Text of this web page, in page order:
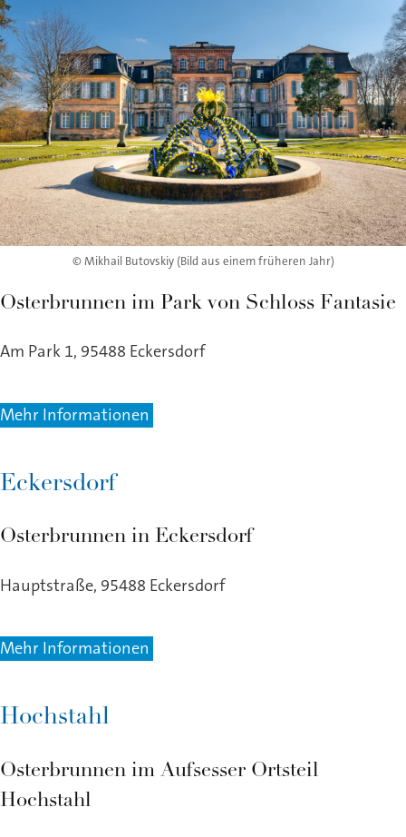
© Mikhail Butovskiy (Bild aus einem früheren Jahr)
Osterbrunnen im Park von Schloss Fantasie
Am Park 1, 95488 Eckersdorf
Mehr Informationen
Eckersdorf
Osterbrunnen in Eckersdorf
Hauptstraße, 95488 Eckersdorf
Mehr Informationen
Hochstahl
Osterbrunnen im Aufsesser Ortsteil
Hochstahl